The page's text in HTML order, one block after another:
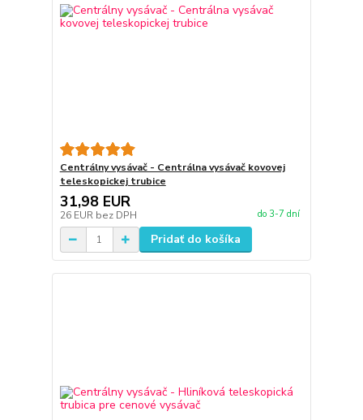
Centrálny vysávač - Centrálna vysávač kovovej
teleskopickej trubice
31,98 EUR
26 EUR bez DPH do 3-7 dní
Pridať do košíka